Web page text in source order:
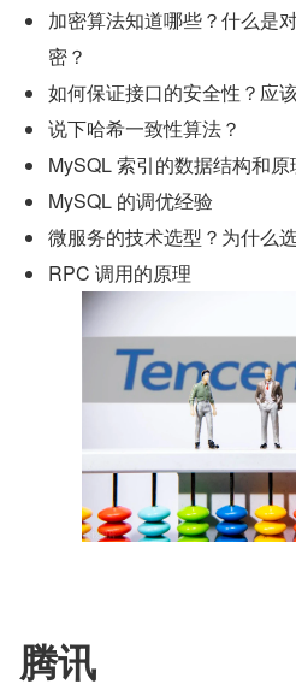
加密算法知道哪些？什么是
密？
如何保证接口的安全性？应
说下哈希一致性算法？
MySQL 索引的数据结构和原
MySQL 的调优经验
微服务的技术选型？为什么
RPC 调用的原理
腾讯